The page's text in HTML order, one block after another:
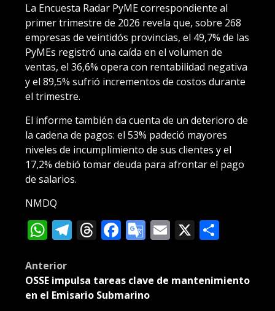
La Encuesta Radar PyME correspondiente al
primer trimestre de 2026 revela que, sobre 268
empresas de veintidós provincias, el 49,7% de las
PyMEs registró una caída en el volumen de
ventas, el 36,6% opera con rentabilidad negativa
y el 89,5% sufrió incrementos de costos durante
el trimestre.
El informe también da cuenta de un deterioro de
la cadena de pagos: el 53% padeció mayores
niveles de incumplimiento de sus clientes y el
17,2% debió tomar deuda para afrontar el pago
de salarios.
NMDQ
WhatsApp
Telegram
Threads
Facebook
Google
Translate
Email
X
Post
navigation
Anterior
OSSE impulsa tareas clave de mantenimiento
en el Emisario Submarino